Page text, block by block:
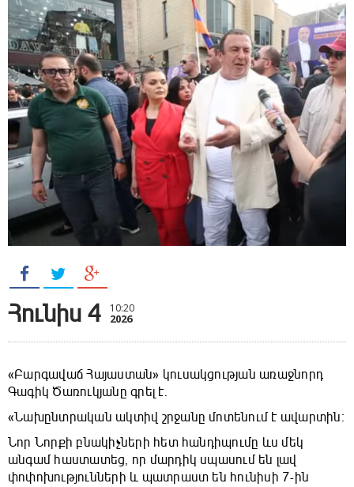
Հունիս 4 10:20
2026
«Բարգավաճ Հայաստան» կուսակցության առաջնորդ
Գագիկ Ծառուկյանը գրել է.
«Նախընտրական ակտիվ շրջանը մոտենում է ավարտին։
Նոր Նորքի բնակիչների հետ հանդիպումը ևս մեկ
անգամ հաստատեց, որ մարդիկ սպասում են լավ
փոփոխությունների և պատրաստ են հունիսի 7-ին